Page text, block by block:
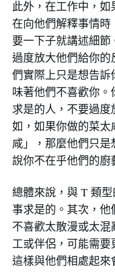
此外，在工作中，如
在向他們解釋事情
要一下子就講述細節
過度放大他們給你
們實際上只是想告
味著他們不喜歡你
求是的人，不要過
如，如果你做的菜
咸」，那麼他們只
說你不在乎他們的廚
總體來說，與 T 類
事求是的。其次，
不喜歡太散漫或太
工或伴侶，可能需要
這樣與他們相處起來